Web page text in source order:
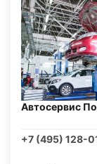
Автосервис
+7 (495) 128-